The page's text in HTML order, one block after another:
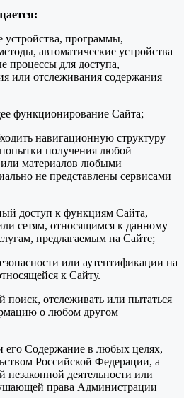
устройства, программы,
автоматические устройства
процессы для доступа,
или отслеживания содержания
функционирование Сайта;
навигационную структуру
получения любой
материалов любыми
не представлены сервисами
доступ к функциям Сайта,
сетям, относящимся к данному
предлагаемым на Сайте;
или аутентификации на
к Сайту.
поиск, отслеживать или пытаться
о любом другом
его Содержание в любых целях,
Российской Федерации, а
незаконной деятельности или
права Администрации